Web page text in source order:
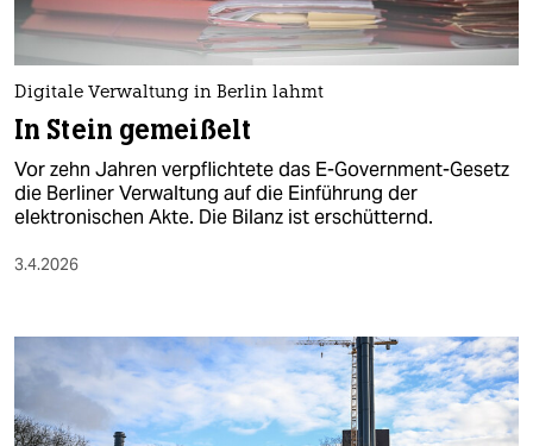
Digitale Verwaltung in Berlin lahmt
In Stein gemeißelt
Vor zehn Jahren verpflichtete das E-Government-Gesetz
die Berliner Verwaltung auf die Einführung der
elektronischen Akte. Die Bilanz ist erschütternd.
3.4.2026